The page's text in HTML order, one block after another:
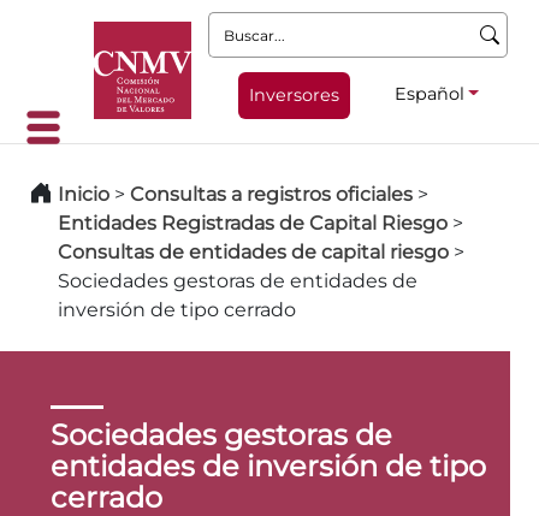
Buscar:
Inversores Español
Inicio > Consultas a registros oficiales >
Entidades Registradas de Capital Riesgo >
Consultas de entidades de capital riesgo >
Sociedades gestoras de entidades de
inversión de tipo cerrado
Sociedades gestoras de
entidades de inversión de tipo
cerrado